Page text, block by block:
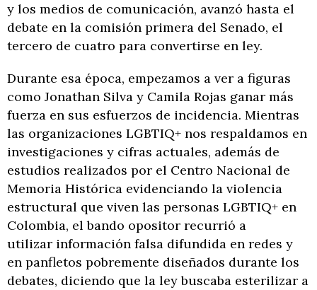
y los medios de comunicación, avanzó hasta el
debate en la comisión primera del Senado, el
tercero de cuatro para convertirse en ley.
Durante esa época, empezamos a ver a figuras
como Jonathan Silva y Camila Rojas ganar más
fuerza en sus esfuerzos de incidencia. Mientras
las organizaciones LGBTIQ+ nos respaldamos en
investigaciones y cifras actuales, además de
estudios realizados por el Centro Nacional de
Memoria Histórica evidenciando la violencia
estructural que viven las personas LGBTIQ+ en
Colombia, el bando opositor recurrió a
utilizar información falsa difundida en redes y
en panfletos pobremente diseñados durante los
debates, diciendo que la ley buscaba esterilizar a